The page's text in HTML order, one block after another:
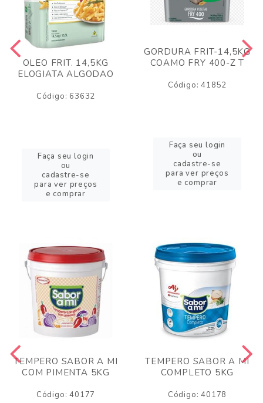
OLEO FRIT. 14,5KG
ELOGIATA ALGODAO
Código: 63632
Faça seu login
ou
cadastre-se
para ver preços
e comprar
GORDURA FRIT-14,5KG
COAMO FRY 400-Z T
Código: 41852
Faça seu login
ou
cadastre-se
para ver preços
e comprar
TEMPERO SABOR A MI
COM PIMENTA 5KG
Código: 40177
TEMPERO SABOR A MI
COMPLETO 5KG
Código: 40178